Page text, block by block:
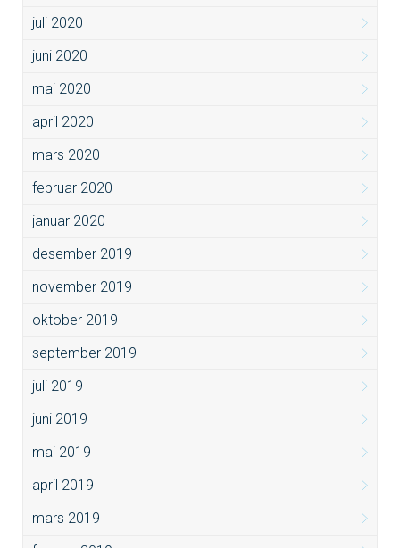
juli 2020
juni 2020
mai 2020
april 2020
mars 2020
februar 2020
januar 2020
desember 2019
november 2019
oktober 2019
september 2019
juli 2019
juni 2019
mai 2019
april 2019
mars 2019